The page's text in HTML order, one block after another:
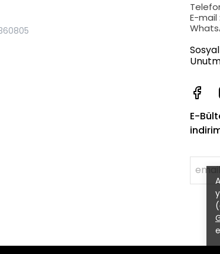
E-mail :
E-